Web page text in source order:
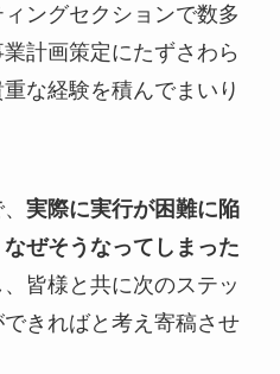
ングセクションで数多
計画策定にたずさわら
な経験を積んでまいり
実際に実行が困難に陥
ぜそうなってしまった
、皆様と共に次のステッ
きればと考え寄稿させ